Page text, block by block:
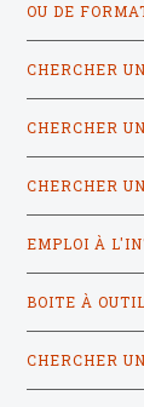
OU DE
CHERCHER
CHERCHER
CHERCHER
EMPLOI À
BOITE À
CHERCHER